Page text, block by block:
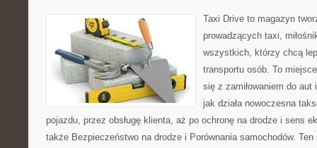
Taxi Drive to magazyn
prowadzących taxi,
wszystkich, którzy chcą
transportu osób. To
się z zamiłowaniem do
jak działa nowoczesna
pojazdu, przez obsługę klienta, aż po ochronę na drodze i sens
także Bezpieczeństwo na drodze i Porównania samochodów.